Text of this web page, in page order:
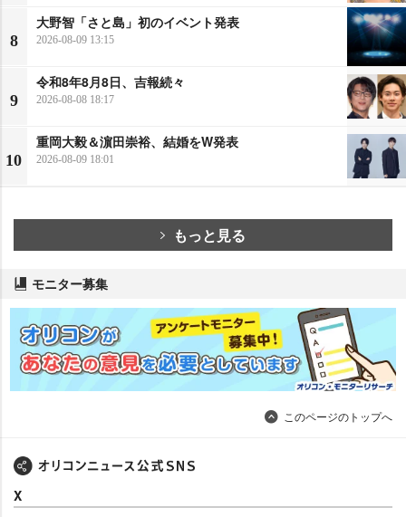
8
大野智「さと島」初のイベント発表
2026-08-09 13:15
9
令和8年8月8日、吉報続々
2026-08-08 18:17
10
重岡大毅＆濵田崇裕、結婚をW発表
2026-08-09 18:01
もっと見る
モニター募集
このページのトップへ
X